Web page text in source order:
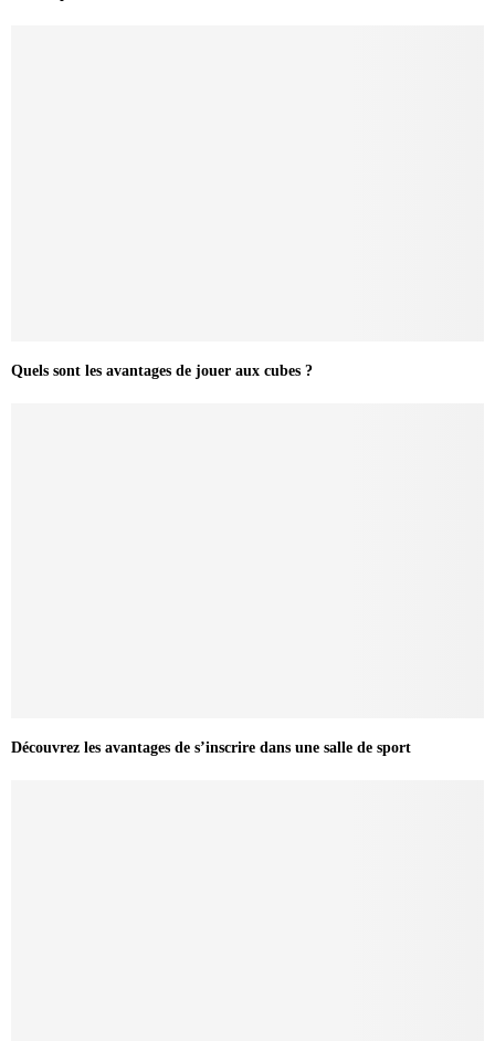
Quels sont les avantages de jouer aux cubes ?
Découvrez les avantages de s’inscrire dans une salle de sport